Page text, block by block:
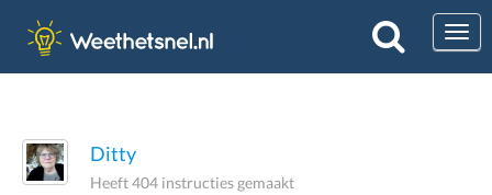
Ditty
Heeft 404 instructies gemaakt